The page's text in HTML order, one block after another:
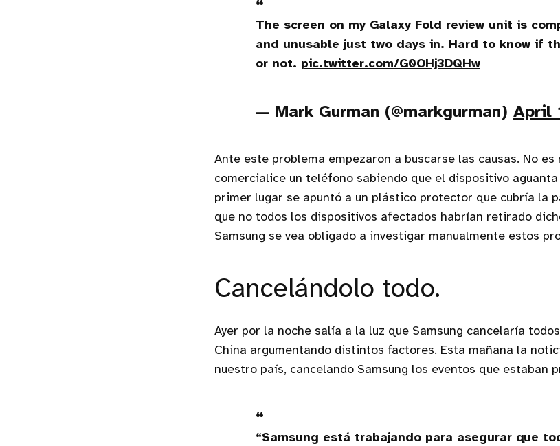
The screen on my Galaxy Fold review unit is
and unusable just two days in. Hard to know if
or not. pic.twitter.com/G0OHj3DQHw
— Mark Gurman (@markgurman) April
Ante este problema empezaron a buscarse las causas. No es
comercialice un teléfono sabiendo que el dispositivo aguanta
primer lugar se apuntó a un plástico protector que cubría la
que no todos los dispositivos afectados habrían retirado
Samsung se vea obligado a investigar manualmente estos
Cancelándolo todo.
Ayer por la noche salía a la luz que Samsung cancelaría
China argumentando distintos factores. Esta mañana la
nuestro país, cancelando Samsung los eventos que estaban
“Samsung está trabajando para asegurar que